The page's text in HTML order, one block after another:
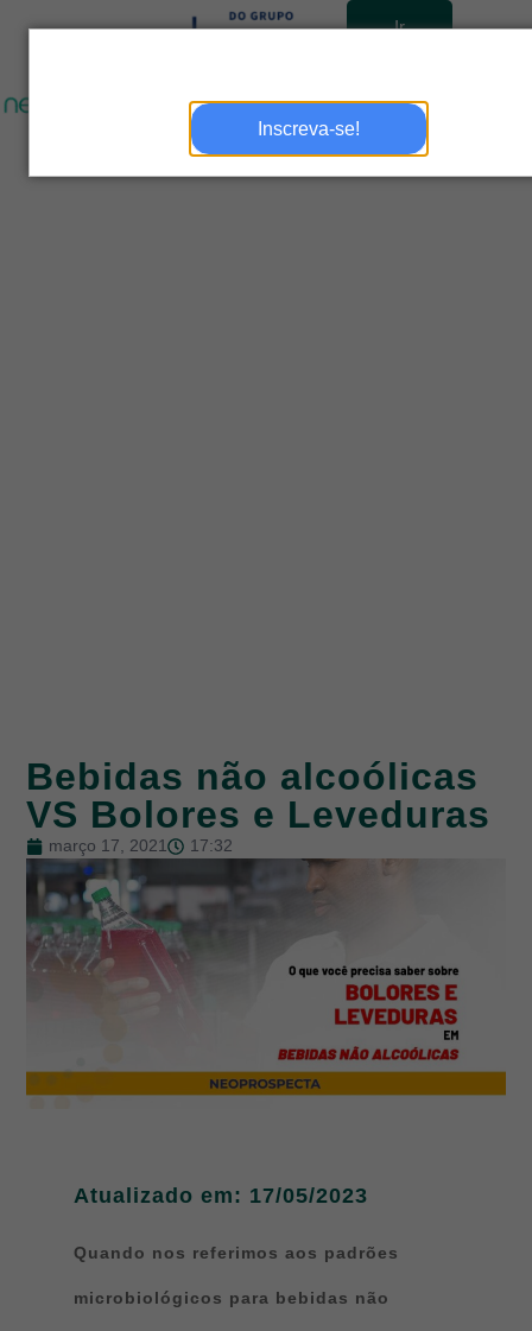
Inscreva-se!
Ir
Bebidas não alcoólicas
VS Bolores e Leveduras
março 17, 2021 17:32
Atualizado em: 17/05/2023
Quando nos referimos aos padrões
microbiológicos para bebidas não